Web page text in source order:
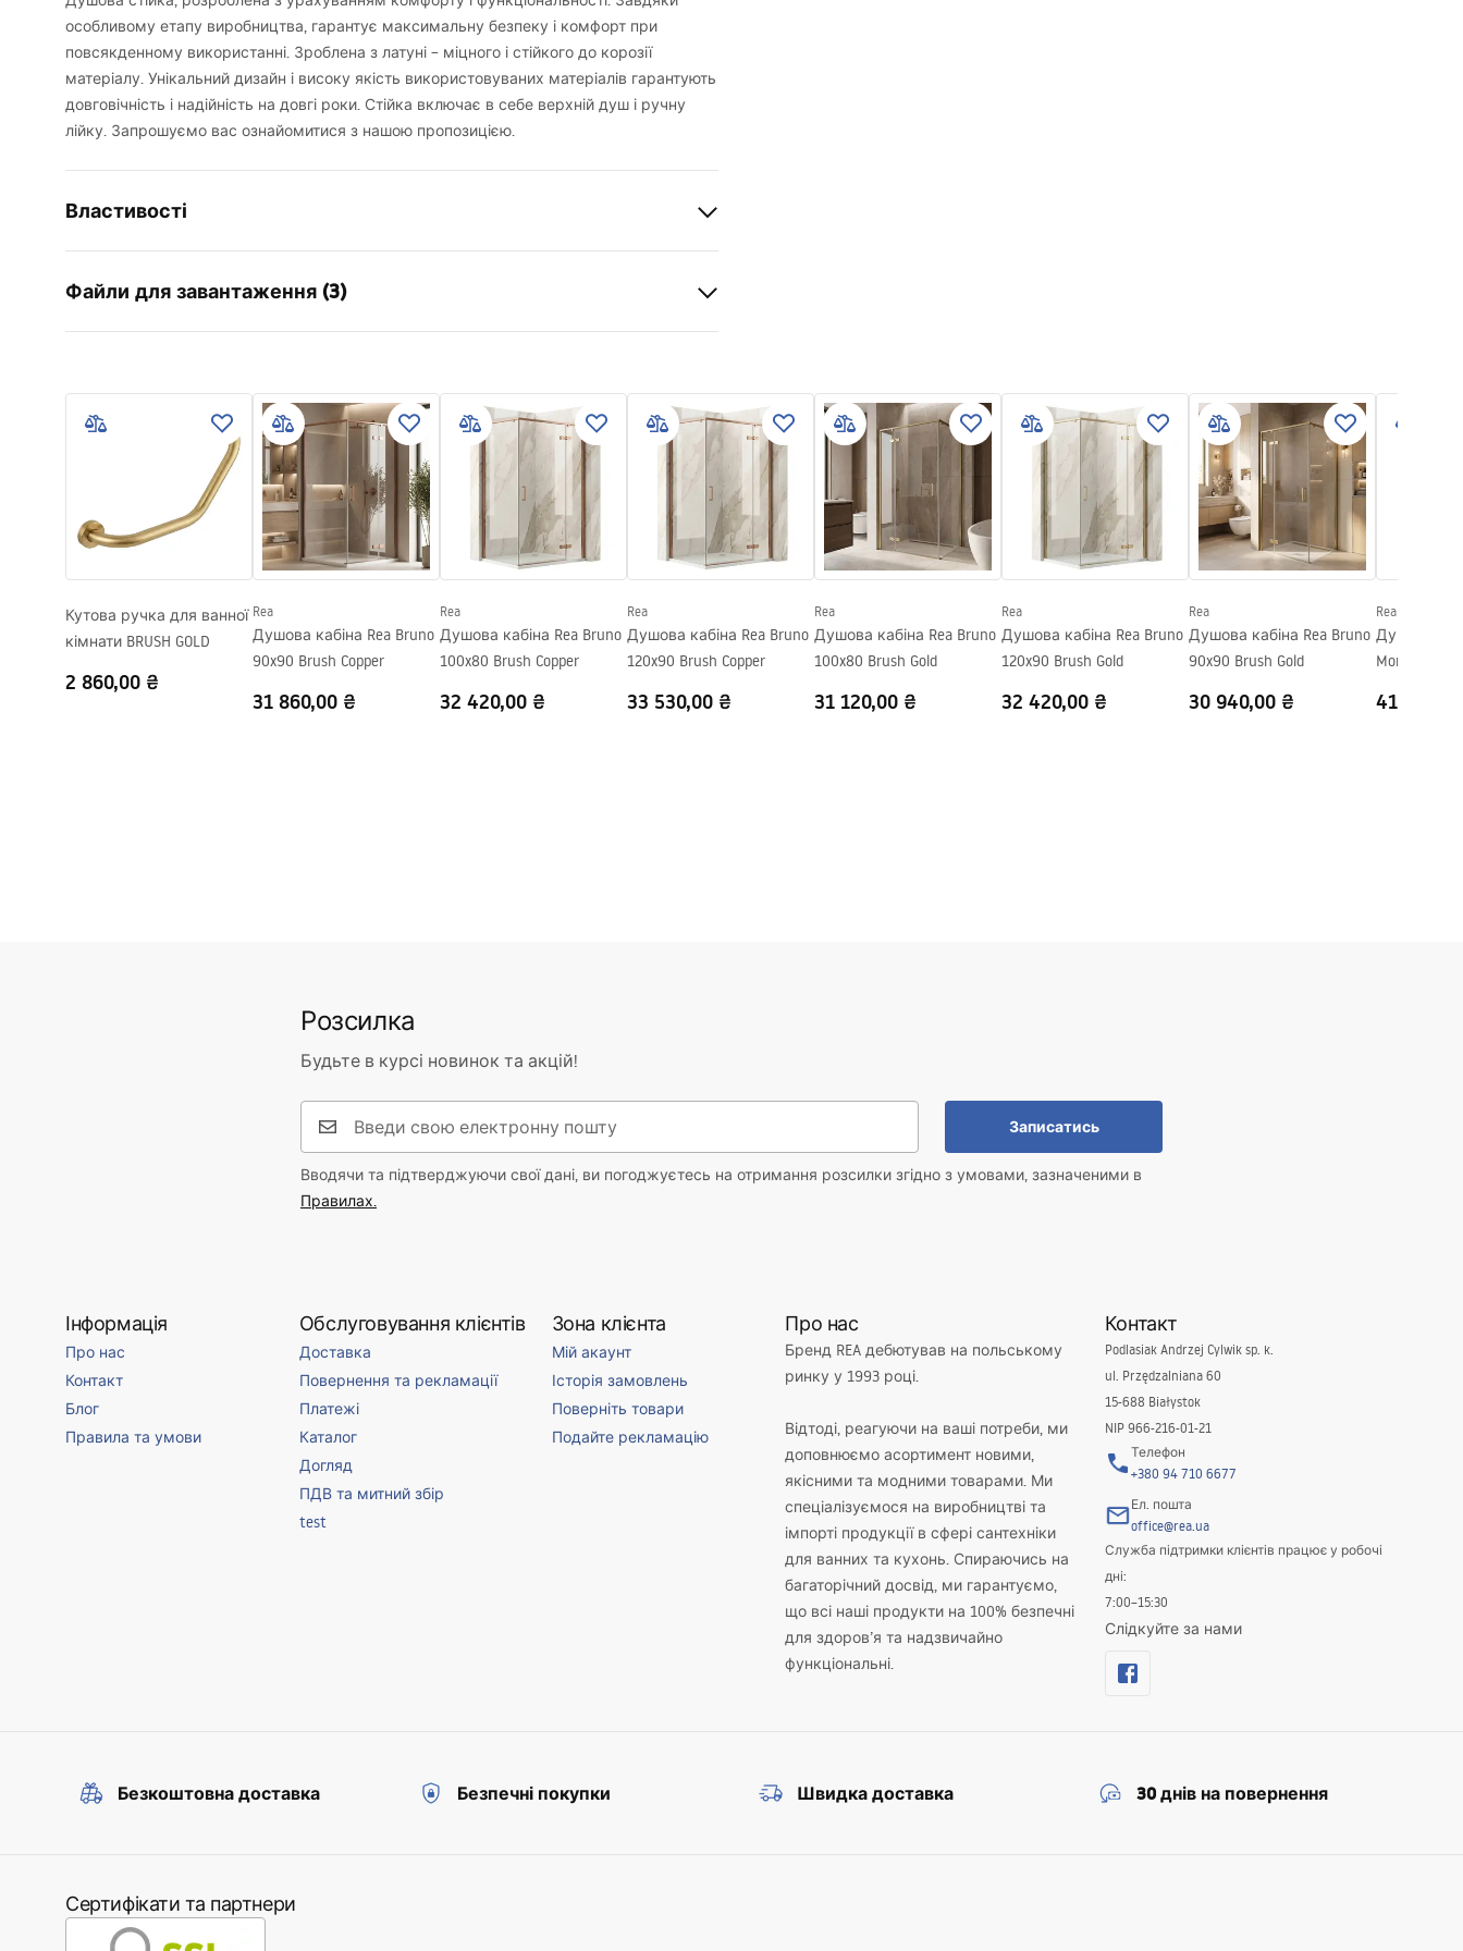
особливому етапу виробництва, гарантує максимальну безпеку і комфорт при
повсякденному використанні. Зроблена з латуні – міцного і стійкого до корозії
матеріалу. Унікальний дизайн і високу якість використовуваних матеріалів гарантують
довговічність і надійність на довгі роки. Стійка включає в себе верхній душ і ручну
лійку. Запрошуємо вас ознайомитися з нашою пропозицією.
Властивості
Матеріал
Тип змішувача
Одноважільна
Так
1440
Так, поворотна
Регулювання тиску
Так
Система Anti-Calc
Так
Технологія нанесення покриття
PVD
Відстань між підключеннями води
мм
Гарантія
24 місяці
Файли для завантаження (3)
Safety_Information_Shower_set.p
Warranty_Terms_and_Conditions_
Faucets_-_5.pdf
Інструкція з монтажу
shower_set.pdf
Кутова ручка для ванної
кімнати BRUSH GOLD
2 860,00 ₴
Rea
Душова кабіна Rea Bruno
90x90 Brush Copper
31 860,00 ₴
Rea
Душова кабіна Rea Bruno
100x80 Brush Copper
32 420,00 ₴
Rea
Душова кабіна Rea Bruno
120x90 Brush Copper
33 530,00 ₴
Rea
Душова кабіна Rea Bruno
100x80 Brush Gold
31 120,00 ₴
Rea
Душова кабіна Rea Bruno
120x90 Brush Gold
32 420,00 ₴
Rea
Душова кабіна Rea Bruno
90x90 Brush Gold
30 940,00 ₴
Rea
Душова
Montana
41
Розсилка
Будьте в курсі новинок та акцій!
Записатись
Вводячи та підтверджуючи свої дані, ви погоджуєтесь на отримання розсилки згідно з умовами, зазначеними в
Правилах.
Інформація
Про нас
Контакт
Блог
Правила та умови
Обслуговування клієнтів
Доставка
Повернення та рекламації
Платежі
Каталог
Догляд
ПДВ та митний збір
test
Зона клієнта
Мій акаунт
Історія замовлень
Поверніть товари
Подайте рекламацію
Про нас
Бренд REA дебютував на польському
ринку у 1993 році.
Відтоді, реагуючи на ваші потреби, ми
доповнюємо асортимент новими,
якісними та модними товарами. Ми
спеціалізуємося на виробництві та
імпорті продукції в сфері сантехніки
для ванних та кухонь. Спираючись на
багаторічний досвід, ми гарантуємо,
що всі наші продукти на 100% безпечні
для здоров’я та надзвичайно
функціональні.
Контакт
Podlasiak Andrzej Cylwik sp. k.
ul. Przędzalniana 60
15-688 Białystok
NIP 966-216-01-21
Телефон
+380 94 710 6677
Ел. пошта
office@rea.ua
Служба підтримки клієнтів працює у робочі
дні:
7:00–15:30
Слідкуйте за нами
Безкоштовна доставка Безпечні покупки Швидка доставка 30 днів на повернення
Сертифікати та партнери